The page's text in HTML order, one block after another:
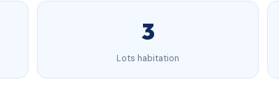
3
Lots habitation